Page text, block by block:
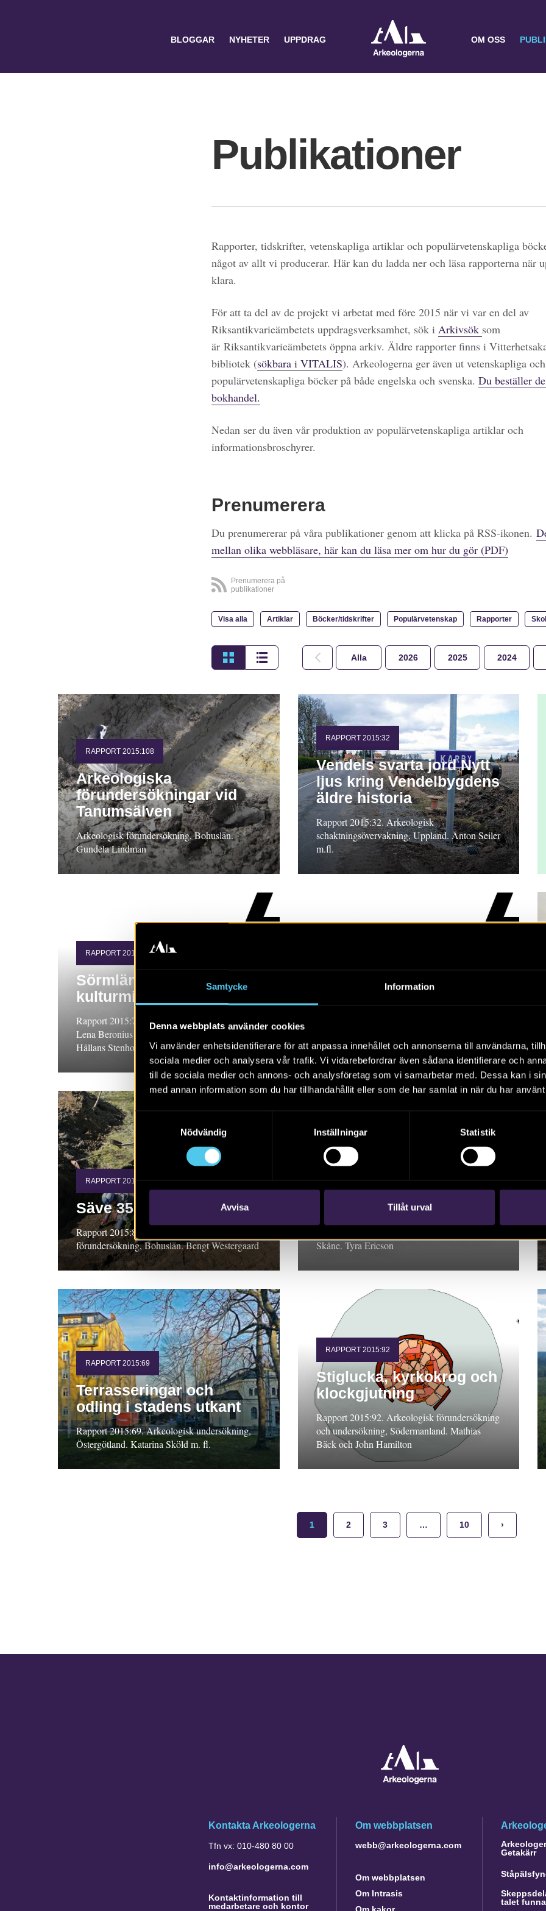
Samtycke Information
Denna webbplats använder cookies
Vi använder enhetsidentifierare för att anpassa innehållet och annonserna till användarna,
sociala medier och analysera vår trafik. Vi vidarebefordrar även sådana identifierare och
till de sociala medier och annons- och analysföretag som vi samarbetar med. Dessa kan i
med annan information som du har tillhandahållit eller som de har samlat in när du har
Nödvändig
Inställningar Statistik
Avvisa Tillåt urval
BLOGGAR NYHETER UPPDRAG OM OSS
Publikationer
Rapporter, tidskrifter, vetenskapliga artiklar och populärvetenskapliga
något av allt vi producerar. Här kan du ladda ner och läsa rapporterna när
klara.
För att ta del av de projekt vi arbetat med före 2015 när vi var en del av
Riksantikvarieämbetets uppdragsverksamhet, sök i Arkivsök som
är Riksantikvarieämbetets öppna arkiv. Äldre rapporter finns i
bibliotek (sökbara i VITALIS). Arkeologerna ger även ut vetenskapliga och
populärvetenskapliga böcker på både engelska och svenska. Du beställer
bokhandel.
Nedan ser du även vår produktion av populärvetenskapliga artiklar och
informationsbroschyrer.
Prenumerera
Du prenumererar på våra publikationer genom att klicka på RSS-ikonen.
mellan olika webbläsare, här kan du läsa mer om hur du gör (PDF)
Prenumerera på
publikationer
Visa alla Artiklar Böcker/tidskrifter Populärvetenskap Rapporter
Alla 2026 2025 2024
RAPPORT 2015:108
Arkeologiska
förundersökningar vid
Tanumsälven
Arkeologisk förundersökning, Bohuslän.
Gundela Lindman
RAPPORT 2015:32
Vendels svarta jord Nytt
ljus kring Vendelbygdens
äldre historia
Rapport 2015:32. Arkeologisk
schaktningsövervakning, Uppland. Anton Seiler
m.fl.
RAPPORT 2015:73
Sörmländska torp i
kulturmiljövården
Rapport 2015:73. FoU-projekt, Södermanland.
Lena Beronius Jörpeland och Ann-Mari
Hållans Stenholm
Omdragning av
kraftledning
förundersökning, Södermanland. Ulf Strucke
RAPPORT 2015:82
Säve 353 och 354
Rapport 2015:82. Arkeologisk
förundersökning, Bohuslän. Bengt Westergaard
RAPPORT 2015:62
förhistoriska
boplatslämningar
Skåne. Tyra Ericson
RAPPORT 2015:69
Terrasseringar och
odling i stadens utkant
Rapport 2015:69. Arkeologisk undersökning,
Östergötland. Katarina Sköld m. fl.
RAPPORT 2015:92
Stiglucka, kyrkokrog och
klockgjutning
Rapport 2015:92. Arkeologisk förundersökning
och undersökning, Södermanland. Mathias
Bäck och John Hamilton
1 2 3 … 10 ›
Kontakta Arkeologerna
Tfn vx: 010-480 80 00
info@arkeologerna.com
Kontaktinformation till
medarbetare och kontor
Om webbplatsen
webb@arkeologerna.com
Om webbplatsen
Om Intrasis
Getakärr
talet